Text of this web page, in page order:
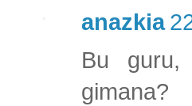
anazkia
Bu guru,
gimana?